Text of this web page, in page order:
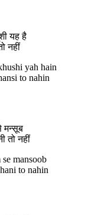
यह है
नहीं
yah hain
to nahin
मन्सूब
तो नहीं
mansoob
to nahin